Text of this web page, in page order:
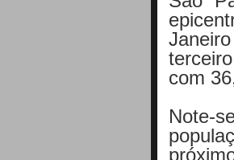
com
Note-